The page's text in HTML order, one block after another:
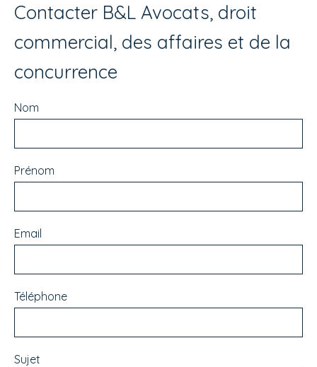
Contacter B&L Avocats, droit
commercial, des affaires et de la
concurrence
Nom
Prénom
Email
Téléphone
Sujet